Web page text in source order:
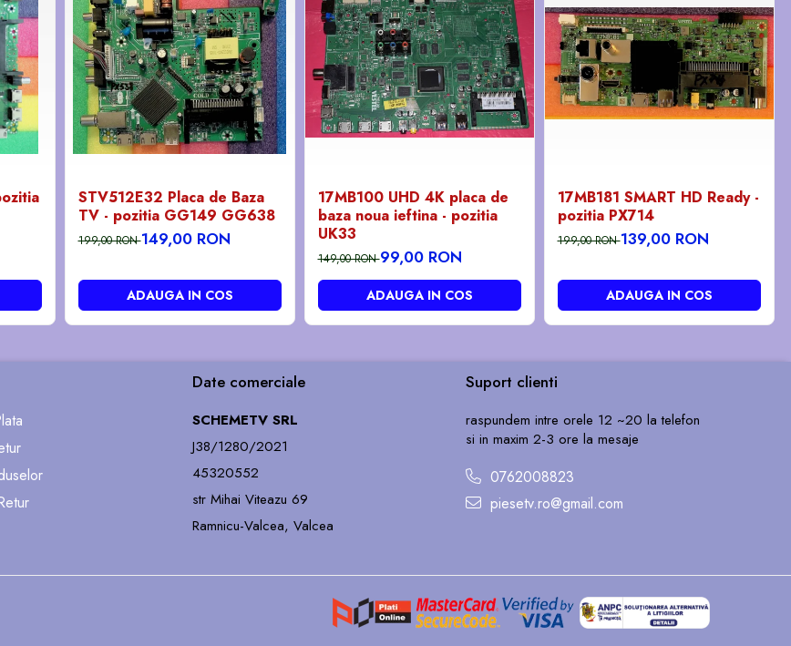
STV512E32 Placa de Baza
TV - pozitia GG149 GG638
199,00 RON149,00 RON
ADAUGA IN COS
17MB100 UHD 4K placa de
baza noua ieftina - pozitia
UK33
149,00 RON99,00 RON
ADAUGA IN COS
17MB181 SMART HD Ready -
pozitia PX714
199,00 RON139,00 RON
ADAUGA IN COS
Date comerciale
SCHEMETV SRL
J38/1280/2021
45320552
str Mihai Viteazu 69
Ramnicu-Valcea, Valcea
Suport clienti
raspundem intre orele 12 ~20 la telefon
si in maxim 2-3 ore la mesaje
0762008823
piesetv.ro@gmail.com